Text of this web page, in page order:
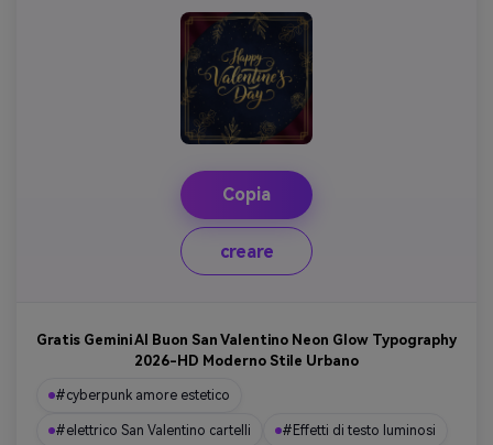
Copia
creare
Gratis Gemini AI Buon San Valentino Neon Glow Typography
2026-HD Moderno Stile Urbano
#cyberpunk amore estetico
#elettrico San Valentino cartelli #Effetti di testo luminosi